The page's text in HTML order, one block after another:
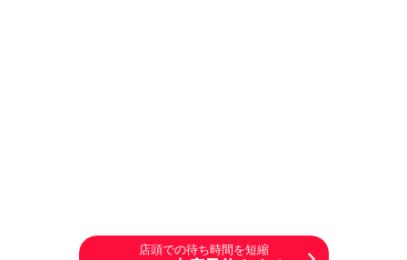
店頭での待ち時間を短縮